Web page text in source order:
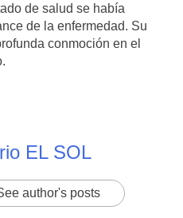
de salud se había
de la enfermedad. Su
conmoción en el
EL SOL
author's posts